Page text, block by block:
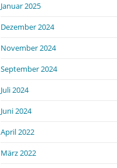
Januar 2025
Dezember 2024
November 2024
September 2024
Juli 2024
Juni 2024
April 2022
März 2022